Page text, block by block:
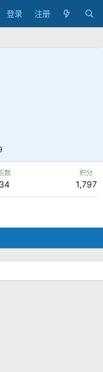
登录 注册
数
34
积分
1,797